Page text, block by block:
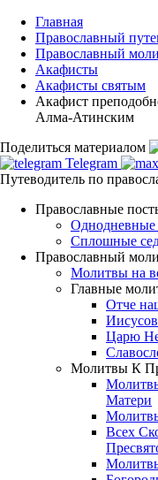
Главная
Православный
Православный
Акафисты
Акафисты святым
Акафист
Алма-Атинским
Поделиться материалом
Telegram
Путеводитель по
Православные
Однодневные
Сплошные
Православный
Молитвы на
Главные
Отче
Царю
Молитвы К
Матери
Всех